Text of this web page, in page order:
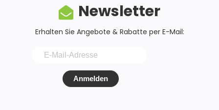
Newsletter
Erhalten Sie Angebote & Rabatte per E-Mail:
Anmelden